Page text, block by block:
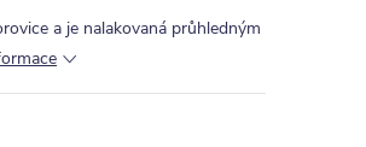
a je nalakovaná průhledným